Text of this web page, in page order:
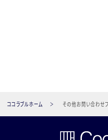
特定の個人を識別できるため
するメディアにおいては、た
なくとも、クッキー・IPアドレ
別番号）を利用する場合には、
ます。また、クッキー情報につ
場合は、その旨も公表します。
ココラブルホーム その他お問い合わせ